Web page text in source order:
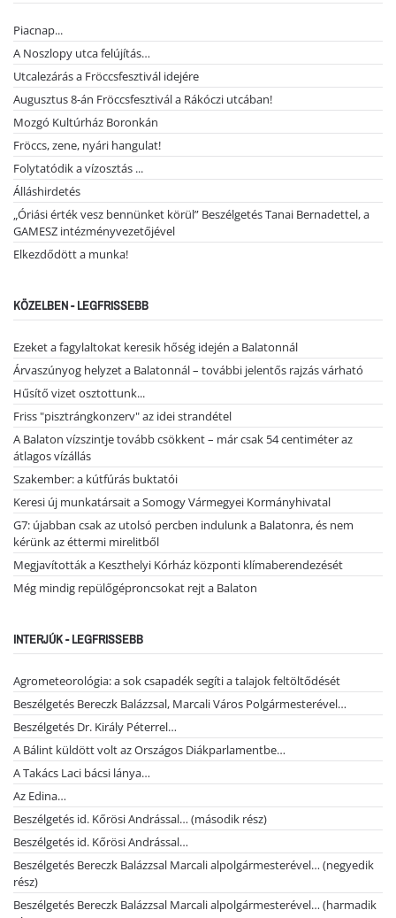
Piacnap...
A Noszlopy utca felújítás…
Utcalezárás a Fröccsfesztivál idejére
Augusztus 8-án Fröccsfesztivál a Rákóczi utcában!
Mozgó Kultúrház Boronkán
Fröccs, zene, nyári hangulat!
Folytatódik a vízosztás ...
Álláshirdetés
„Óriási érték vesz bennünket körül” Beszélgetés Tanai Bernadettel, a
GAMESZ intézményvezetőjével
Elkezdődött a munka!
KÖZELBEN - LEGFRISSEBB
Ezeket a fagylaltokat keresik hőség idején a Balatonnál
Árvaszúnyog helyzet a Balatonnál – további jelentős rajzás várható
Hűsítő vizet osztottunk...
Friss "pisztrángkonzerv" az idei strandétel
A Balaton vízszintje tovább csökkent – már csak 54 centiméter az
átlagos vízállás
Szakember: a kútfúrás buktatói
Keresi új munkatársait a Somogy Vármegyei Kormányhivatal
G7: újabban csak az utolsó percben indulunk a Balatonra, és nem
kérünk az éttermi mirelitből
Megjavították a Keszthelyi Kórház központi klímaberendezését
Még mindig repülőgéproncsokat rejt a Balaton
INTERJÚK - LEGFRISSEBB
Agrometeorológia: a sok csapadék segíti a talajok feltöltődését
Beszélgetés Bereczk Balázzsal, Marcali Város Polgármesterével…
Beszélgetés Dr. Király Péterrel…
A Bálint küldött volt az Országos Diákparlamentbe…
A Takács Laci bácsi lánya…
Az Edina…
Beszélgetés id. Kőrösi Andrással… (második rész)
Beszélgetés id. Kőrösi Andrással…
Beszélgetés Bereczk Balázzsal Marcali alpolgármesterével… (negyedik
rész)
Beszélgetés Bereczk Balázzsal Marcali alpolgármesterével… (harmadik